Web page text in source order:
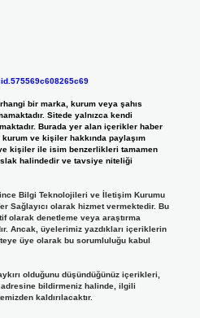
bir marka, kurum veya şahıs
Sitede yalnızca kendi
Burada yer alan içerikler haber
ve kişiler hakkında paylaşım
kişiler ile isim benzerlikleri tamamen
halindedir ve tavsiye niteliği
Bilgi Teknolojileri ve İletişim Kurumu
Sağlayıcı olarak hizmet vermektedir. Bu
olarak denetleme veya araştırma
Ancak, üyelerimiz yazdıkları içeriklerin
üye olarak bu sorumluluğu kabul
olduğunu düşündüğünüz içerikleri,
bildirmeniz halinde, ilgili
kaldırılacaktır.